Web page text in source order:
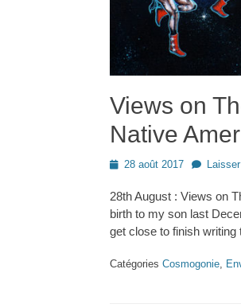
Views on
Native
Posted28 août 2017
28th August : Views on
birth to my son last
get close to finish writing
Catégories Cosmogonie,